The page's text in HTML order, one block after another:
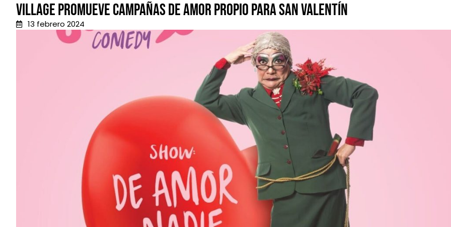
Village promueve campañas de amor propio para San Valentín
13 febrero 2024